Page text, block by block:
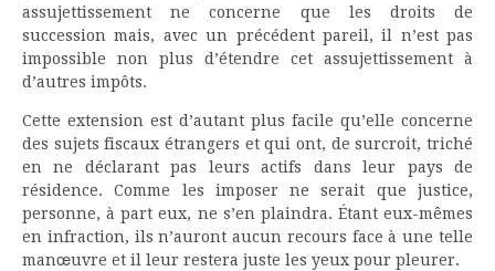
assujettissement ne concerne que les droits de
succession mais, avec un précédent pareil, il n’est pas
impossible non plus d’étendre cet assujettissement à
d’autres impôts.
Cette extension est d’autant plus facile qu’elle concerne
des sujets fiscaux étrangers et qui ont, de surcroit, triché
en ne déclarant pas leurs actifs dans leur pays de
résidence. Comme les imposer ne serait que justice,
personne, à part eux, ne s’en plaindra. Étant eux-mêmes
en infraction, ils n’auront aucun recours face à une telle
manœuvre et il leur restera juste les yeux pour pleurer.